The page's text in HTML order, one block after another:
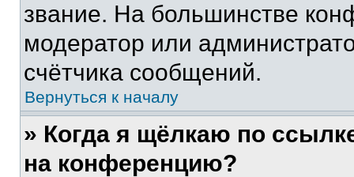
звание. На большинстве
модератор или
счётчика сообщений.
Вернуться к началу
» Когда я щёлкаю по
на конференцию?